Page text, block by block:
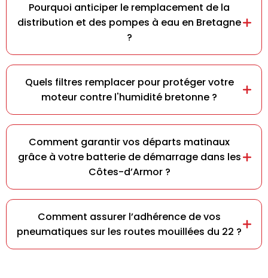
Pourquoi anticiper le remplacement de la
distribution et des pompes à eau en Bretagne
?
Quels filtres remplacer pour protéger votre
moteur contre l'humidité bretonne ?
Comment garantir vos départs matinaux
grâce à votre batterie de démarrage dans les
Côtes-d’Armor ?
Comment assurer l’adhérence de vos
pneumatiques sur les routes mouillées du 22 ?